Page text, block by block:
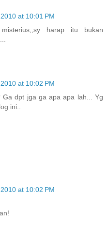
at 10:01 PM
harap itu bukan
at 10:02 PM
Ga dpt jga ga apa apa lah... Yg
ini..
at 10:02 PM